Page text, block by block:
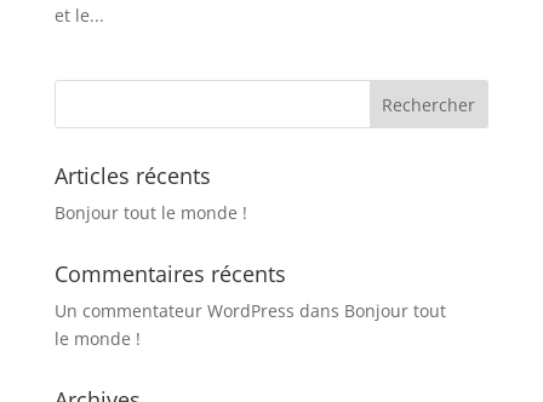
et le...
Articles récents
Bonjour tout le monde !
Commentaires récents
Un commentateur WordPress dans Bonjour tout
le monde !